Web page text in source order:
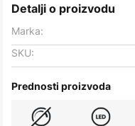
Detalji o proizvodu
Marka:
SKU:
Prednosti proizvoda